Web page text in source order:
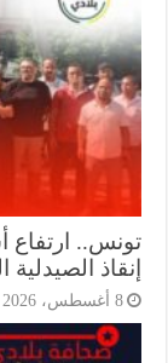
ارتفاع
الصيدلية